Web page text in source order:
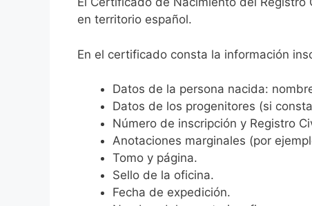
en territorio español.
En el certificado consta la información
Datos de la persona nacida:
Datos de los progenitores (si
Número de inscripción y Registro
Anotaciones marginales (por
Tomo y página.
Sello de la oficina.
Fecha de expedición.